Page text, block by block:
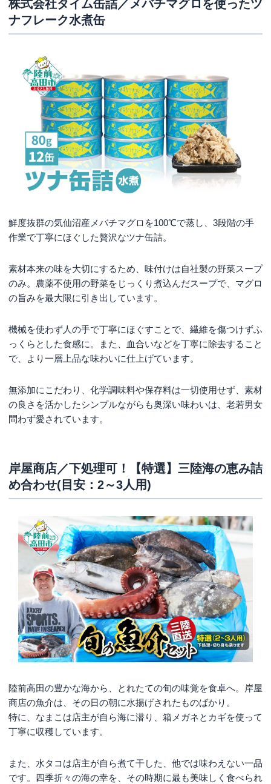
株式会社タイム缶詰／メバチマグロを使ったツ
ナフレーク水煮缶
鮮度抜群の気仙沼産メバチマグロを100℃で蒸し、3段階の手
作業で丁寧にほぐした贅沢なツナ缶詰。
素材本来の味を大切にするため、味付けは自社製の野菜スープ
のみ。農薬不使用の野菜をじっくり煮込んだスープで、マグロ
の旨みを最大限に引き出しています。
機械を使わず人の手で丁寧にほぐすことで、繊維を傷つけずふ
っくらとした食感に。また、血合いなどを丁寧に除去すること
で、より一層上品な味わいに仕上げています。
無添加にこだわり、化学調味料や保存料は一切使用せず、素材
の良さを活かしたシンプルながらも奥深い味わいは、老若男女
問わず愛されています。
岸屋商店／下処理可！【特選】三陸海の恵み詰
め合わせ(目安：2～3人用)
陸前高田の豊かな海から、とれたての旬の味覚を食卓へ。岸屋
商店の魚介は、その日の朝に水揚げされたものばかり。
特に、なまこは店主が自ら海に潜り、箱メガネとカギを使って
丁寧に収穫しています。
また、水タコは店主が自ら煮て干した、他では味わえない一品
です。四季折々の海の幸を、その時期に最も美味しく食べられ